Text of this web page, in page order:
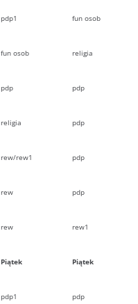
pdp1 fun osob
fun osob religia
pdp pdp
religia pdp
rew/rew1 pdp
rew pdp
rew rew1
Piątek Piątek
pdp1 pdp